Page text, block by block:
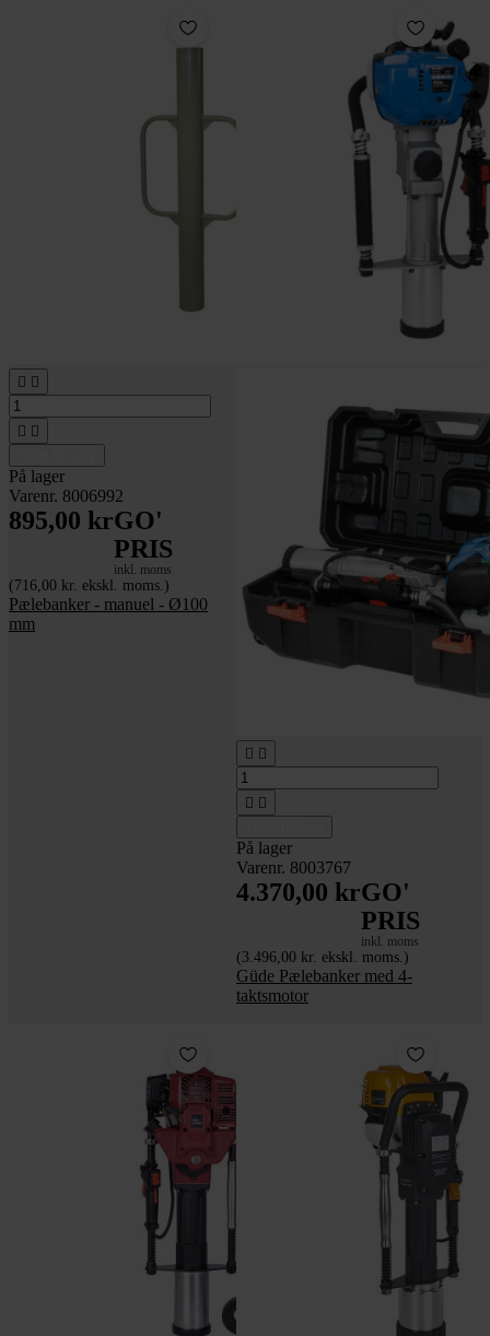
 
 
På lager
Varenr. 8006992
895,00 krGO'
PRIS
inkl. moms
(716,00 kr. ekskl. moms.)
Pælebanker - manuel - Ø100
mm
 
 
På lager
Varenr. 8003767
4.370,00 krGO'
PRIS
inkl. moms
(3.496,00 kr. ekskl. moms.)
Güde Pælebanker med 4-
taktsmotor